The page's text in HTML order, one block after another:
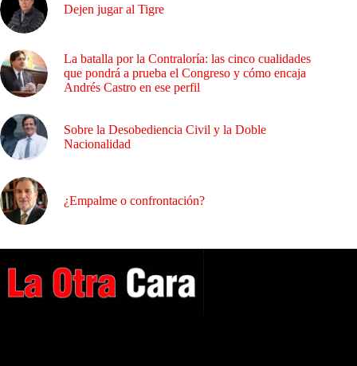
Dejen jugar al Tigre
La batalla por la Contraloría: las cinco cualidades
que pondrá a prueba el Congreso y cómo encaja
Andrés Castro en ese perfil
Sobre la Desobediencia Civil y la Doble
Nacionalidad
¿Empalme o confrontación?